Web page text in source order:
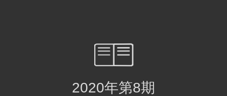
2020年第8期